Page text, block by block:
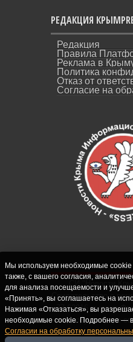
РЕДАКЦИЯ
Редакция
Правила
Реклама в
Политика
Отказ от
Согласие на
СИ "Новости
Свидетельство о
77-62916 выдано
надзору в сфере
технологий и
Мы используем необходимые cookie
также, с вашего согласия,
для анализа посещаемости и
«Принять», вы соглашаетесь на
Нажимая «Отказаться», вы
необходимые cookie. Подробнее — в
Согласии на обработку